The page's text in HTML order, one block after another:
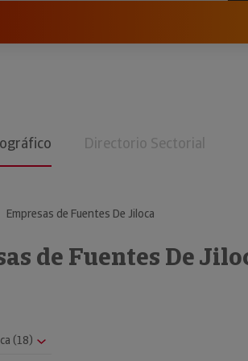
Directorio Sectorial
Empresas de Fuentes De Jiloca
de Fuentes De